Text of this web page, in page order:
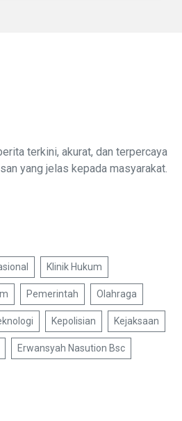
terkini, akurat, dan terpercaya
yang jelas kepada masyarakat.
Klinik Hukum
Pemerintah Olahraga
Kepolisian Kejaksaan
Erwansyah Nasution Bsc